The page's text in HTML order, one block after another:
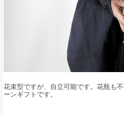
花束型ですが、自立可能です。花瓶も
ーンギフトです。